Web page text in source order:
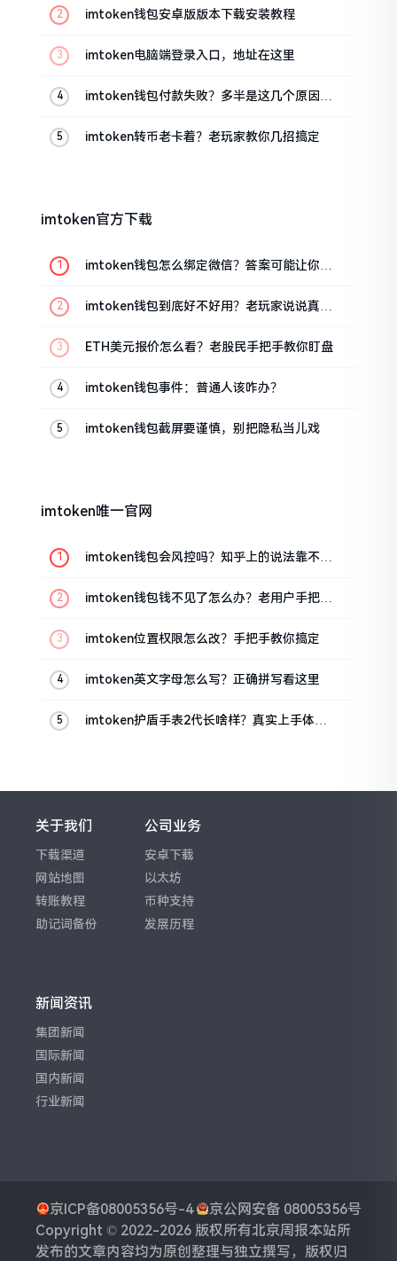
imtoken钱包安卓版版本下载安装教程
imtoken电脑端登录入口，地址在这里
imtoken钱包付款失败？多半是这几个原因闹
imtoken转币老卡着？老玩家教你几招搞定
imtoken官方下载
imtoken钱包怎么绑定微信？答案可能让你失
imtoken钱包到底好不好用？老玩家说说真实
ETH美元报价怎么看？老股民手把手教你盯盘
imtoken钱包事件：普通人该咋办？
imtoken钱包截屏要谨慎，别把隐私当儿戏
imtoken唯一官网
imtoken钱包会风控吗？知乎上的说法靠不靠
imtoken钱包钱不见了怎么办？老用户手把手
imtoken位置权限怎么改？手把手教你搞定
imtoken英文字母怎么写？正确拼写看这里
imtoken护盾手表2代长啥样？真实上手体验
关于我们
下载渠道
网站地图
转账教程
助记词备份
公司业务
安卓下载
以太坊
币种支持
发展历程
新闻资讯
集团新闻
国际新闻
国内新闻
行业新闻
京ICP备08005356号-4
京公网安备 08005356号
Copyright © 2022-2026 版权所有北京周报本站所
发布的文章内容均为原创整理与独立撰写，版权归